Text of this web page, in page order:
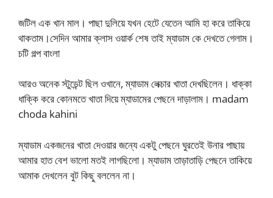
জটিল এক খান মাল। পাছা দুলিয়ে যখন হেটে যেতেন আমি হা করে তাকিয়ে
থাকতাম।সেদিন আমার ক্লাস ওয়ার্ক শেষ তাই ম্যাডাম কে দেখতে গেলাম।
চটি গল্প বাংলা
আরও অনেক স্টুডেন্ট ছিল ওখানে, ম্যাডাম লেক্চার খাতা দেখছিলেন। ধাক্কা
ধাক্কি করে কোনমতে খাতা দিয়ে ম্যাডামের পেছনে দাড়ালাম। madam
choda kahini
ম্যাডাম একজনের খাতা দেওয়ার জন্যে একটু পেছনে ঘুরতেই উনার পাছায়
আমার হাত বেশ ভালো মতই লাগছিলো। ম্যাডাম তাড়াতাড়ি পেছনে তাকিয়ে
আমাক দেখলেন বুট কিছু বললেন না।